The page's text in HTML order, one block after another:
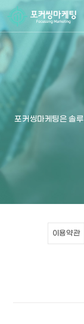
포커씽마케팅은 솔
이용약관